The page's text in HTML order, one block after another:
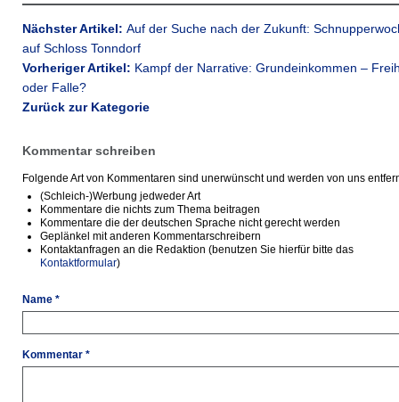
Nächster Artikel: Auf der Suche nach der Zukunft:
auf Schloss Tonndorf
Vorheriger Artikel: Kampf der Narrative: Grundeinkommen –
oder Falle?
Zurück zur Kategorie
Kommentar schreiben
Folgende Art von Kommentaren sind unerwünscht und werden von uns
(Schleich-)Werbung jedweder Art
Kommentare die nichts zum Thema beitragen
Kommentare die der deutschen Sprache nicht gerecht werden
Geplänkel mit anderen Kommentarschreibern
Kontaktanfragen an die Redaktion (benutzen Sie hierfür bitte das
Kontaktformular)
Name *
Kommentar *